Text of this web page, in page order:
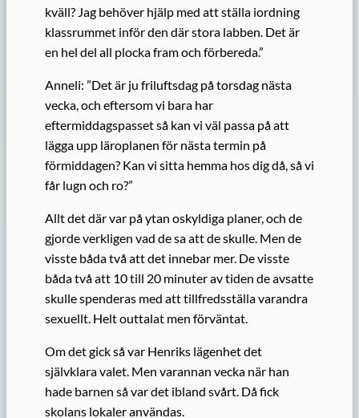
kväll? Jag behöver hjälp med att ställa iordning
klassrummet inför den där stora labben. Det är
en hel del all plocka fram och förbereda.”
Anneli: ”Det är ju friluftsdag på torsdag nästa
vecka, och eftersom vi bara har
eftermiddagspasset så kan vi väl passa på att
lägga upp läroplanen för nästa termin på
förmiddagen? Kan vi sitta hemma hos dig då, så vi
får lugn och ro?”
Allt det där var på ytan oskyldiga planer, och de
gjorde verkligen vad de sa att de skulle. Men de
visste båda två att det innebar mer. De visste
båda två att 10 till 20 minuter av tiden de avsatte
skulle spenderas med att tillfredsställa varandra
sexuellt. Helt outtalat men förväntat.
Om det gick så var Henriks lägenhet det
självklara valet. Men varannan vecka när han
hade barnen så var det ibland svårt. Då fick
skolans lokaler användas.